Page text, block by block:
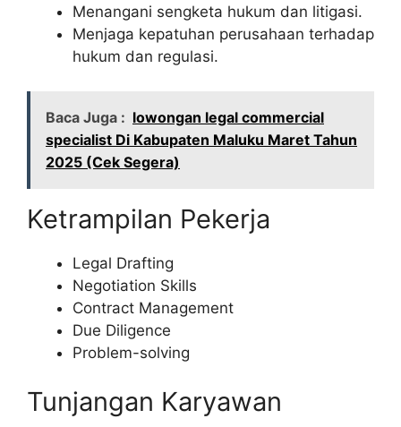
Menangani sengketa hukum dan litigasi.
Menjaga kepatuhan perusahaan terhadap
hukum dan regulasi.
Baca Juga : lowongan legal commercial
specialist Di Kabupaten Maluku Maret Tahun
2025 (Cek Segera)
Ketrampilan Pekerja
Legal Drafting
Negotiation Skills
Contract Management
Due Diligence
Problem-solving
Tunjangan Karyawan